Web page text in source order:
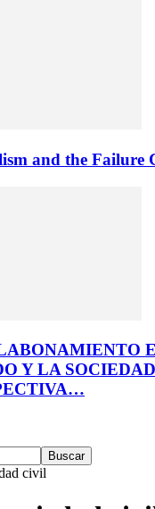
and the Failure
Y LA
civil